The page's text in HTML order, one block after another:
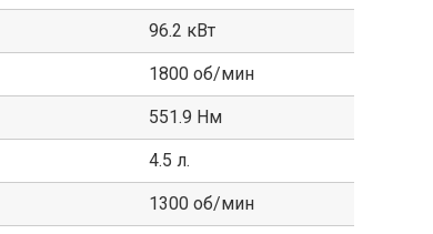
96.2 кВт
1800 об/мин
551.9 Нм
4.5 л.
1300 об/мин